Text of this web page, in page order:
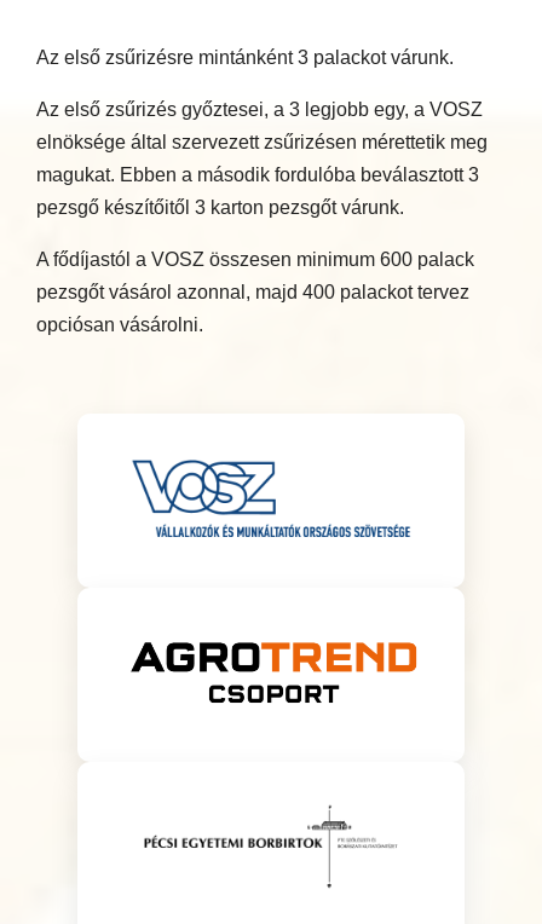
Az első zsűrizésre mintánként 3 palackot várunk.
Az első zsűrizés győztesei, a 3 legjobb egy, a VOSZ
elnöksége által szervezett zsűrizésen mérettetik meg
magukat. Ebben a második fordulóba beválasztott 3
pezsgő készítőitől 3 karton pezsgőt várunk.
A fődíjastól a VOSZ összesen minimum 600 palack
pezsgőt vásárol azonnal, majd 400 palackot tervez
opciósan vásárolni.